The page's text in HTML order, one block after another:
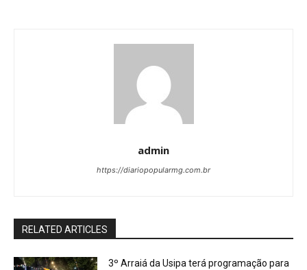
admin
https://diariopopularmg.com.br
RELATED ARTICLES
3º Arraiá da Usipa terá programação para